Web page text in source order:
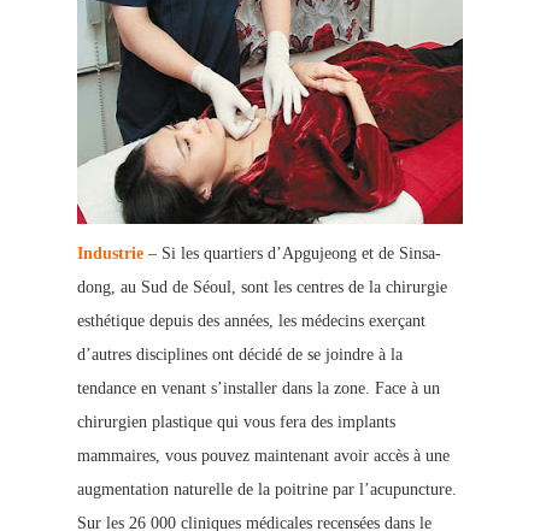
Industrie – Si les quartiers d’Apgujeong et de Sinsa-
dong, au Sud de Séoul, sont les centres de la chirurgie
esthétique depuis des années, les médecins exerçant
d’autres disciplines ont décidé de se joindre à la
tendance en venant s’installer dans la zone. Face à un
chirurgien plastique qui vous fera des implants
mammaires, vous pouvez maintenant avoir accès à une
augmentation naturelle de la poitrine par l’acupuncture.
Sur les 26 000 cliniques médicales recensées dans le